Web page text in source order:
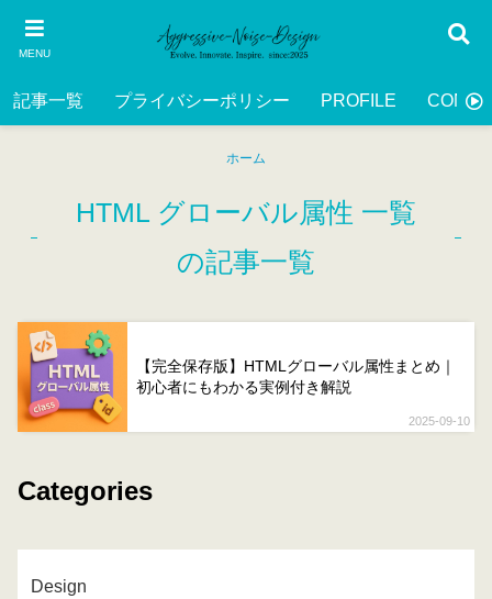
MENU
記事一覧 プライバシーポリシー PROFILE
ホーム
HTML グローバル属性 一覧
の記事一覧
2025-09-10
【完全保存版】HTMLグローバル属性まとめ｜
初心者にもわかる実例付き解説
Categories
Design